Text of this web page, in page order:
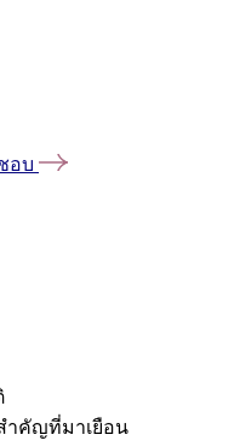
อบ
ำคัญที่มาเยือน